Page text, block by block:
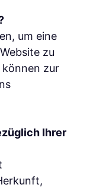
um eine
zu
zur
Ihrer